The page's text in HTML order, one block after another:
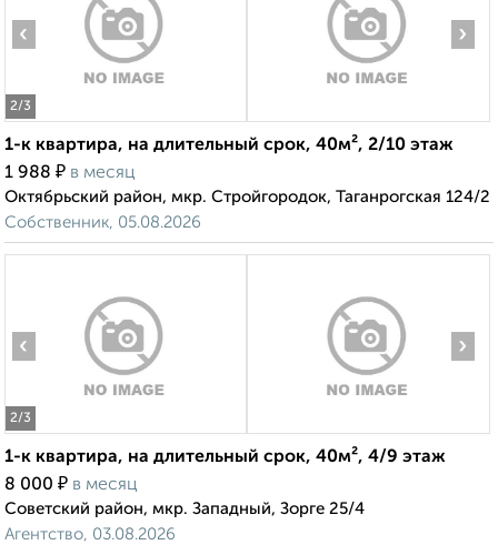
2/3
‹ ›
1-к квартира, на длительный срок, 40м², 2/10 этаж
1 988 ₽ в месяц
Октябрьский район, мкр. Стройгородок, Таганрогская 124/2
Собственник, 05.08.2026
2/3
‹ ›
1-к квартира, на длительный срок, 40м², 4/9 этаж
8 000 ₽ в месяц
Советский район, мкр. Западный, Зорге 25/4
Агентство, 03.08.2026